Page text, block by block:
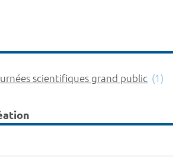
scientifiques grand public (1)